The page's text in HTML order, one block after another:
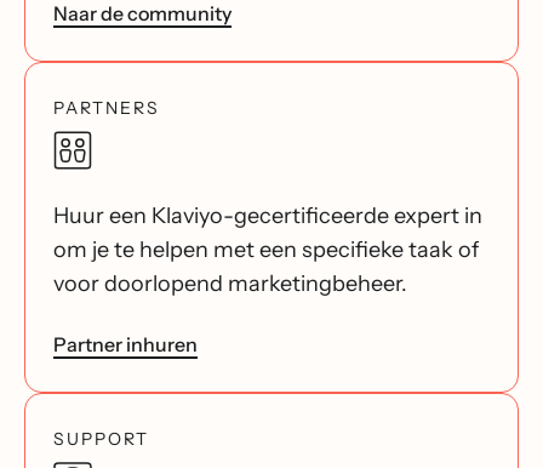
Naar de community
PARTNERS
Huur een Klaviyo-gecertificeerde expert in
om je te helpen met een specifieke taak of
voor doorlopend marketingbeheer.
Partner inhuren
SUPPORT